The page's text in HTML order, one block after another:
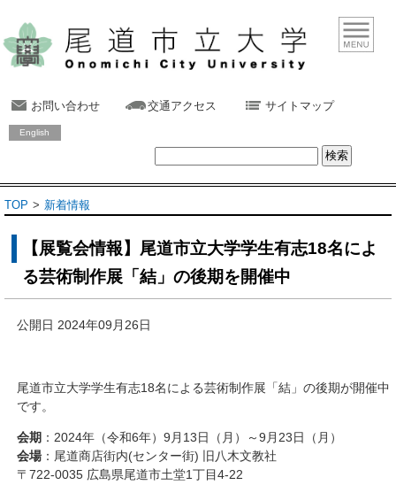
お問い合わせ 交通アクセス サイトマップ
English
TOP 新着情報
【展覧会情報】尾道市立大学学生有志18名によ
る芸術制作展「結」の後期を開催中
公開日 2024年09月26日
尾道市立大学学生有志18名による芸術制作展「結」の後期が開催中
です。
会期 ：2024年（令和6年）9月13日（月）～9月23日（月）
会場：尾道商店街内(センター街) 旧八木文教社
〒722-0035 広島県尾道市土堂1丁目4-22